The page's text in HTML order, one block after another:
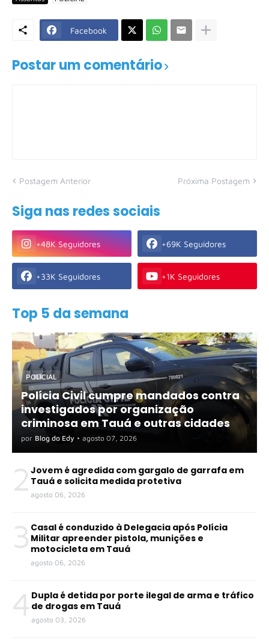
Facebook
Postar um comentário
Postagem Anterior Próxima Postagem
Siga nas redes sociais
+48K Seguidores +69K Seguidores
+33K Seguidores +1K Seguidores
Top 5 da semana
POLICIAL
Polícia Civil cumpre mandados contra
investigados por organização
criminosa em Tauá e outras cidades
por Blog do Edy • agosto 07, 2026
2 Jovem é agredida com gargalo de garrafa em
Tauá e solicita medida protetiva
agosto 06, 2026
3 Casal é conduzido à Delegacia após Polícia
Militar apreender pistola, munições e
motocicleta em Tauá
agosto 06, 2026
4 Dupla é detida por porte ilegal de arma e tráfico
de drogas em Tauá
agosto 03, 2026